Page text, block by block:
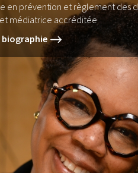
en prévention et règlement des
médiatrice accréditée
biographie